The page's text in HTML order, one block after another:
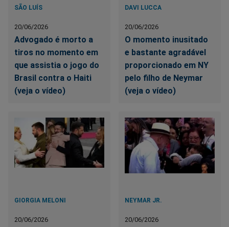
SÃO LUÍS
20/06/2026
Advogado é morto a
tiros no momento em
que assistia o jogo do
Brasil contra o Haiti
(veja o vídeo)
DAVI LUCCA
20/06/2026
O momento inusitado
e bastante agradável
proporcionado em NY
pelo filho de Neymar
(veja o vídeo)
GIORGIA MELONI
20/06/2026
NEYMAR JR.
20/06/2026